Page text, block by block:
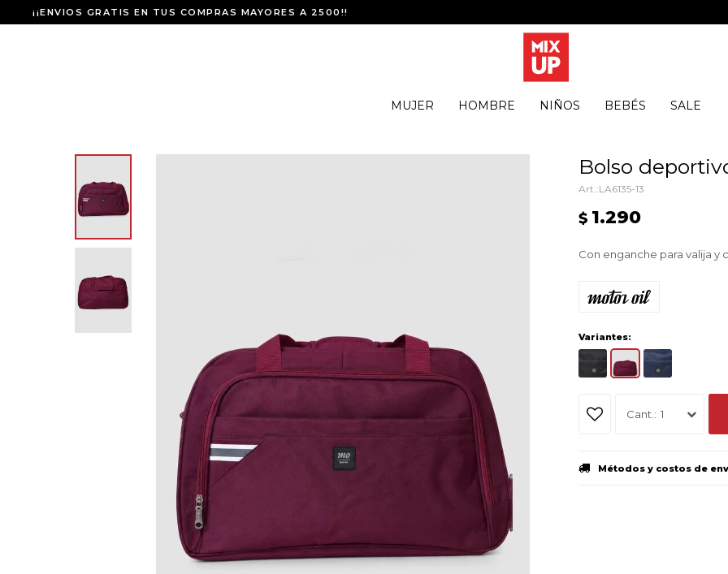
MUJER HOMBRE NIÑOS BEBÉS SALE
¡¡ENVIOS GRATIS EN TUS COMPRAS MAYORES A 2500!!
Bolso
LA6135-13
$ 1.290
Con enganche para valija y
Variantes:
1
Métodos y costos de